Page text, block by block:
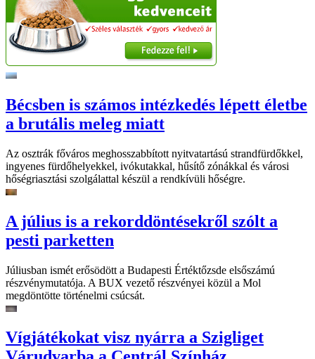
Bécsben is számos intézkedés lépett életbe
a brutális meleg miatt
Az osztrák főváros meghosszabbított nyitvatartású strandfürdőkkel,
ingyenes fürdőhelyekkel, ivókutakkal, hűsítő zónákkal és városi
hőségriasztási szolgálattal készül a rendkívüli hőségre.
A július is a rekorddöntésekről szólt a
pesti parketten
Júliusban ismét erősödött a Budapesti Értéktőzsde elsőszámú
részvénymutatója. A BUX vezető részvényei közül a Mol
megdöntötte történelmi csúcsát.
Vígjátékokat visz nyárra a Szigliget